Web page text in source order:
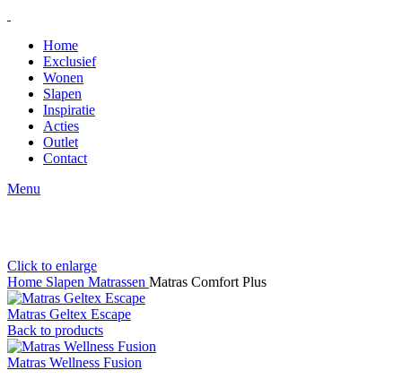
Home
Exclusief
Wonen
Slapen
Inspiratie
Acties
Outlet
Contact
Menu
Click to enlarge
Home Slapen Matrassen Matras Comfort Plus
Matras Geltex Escape
Back to products
Matras Wellness Fusion